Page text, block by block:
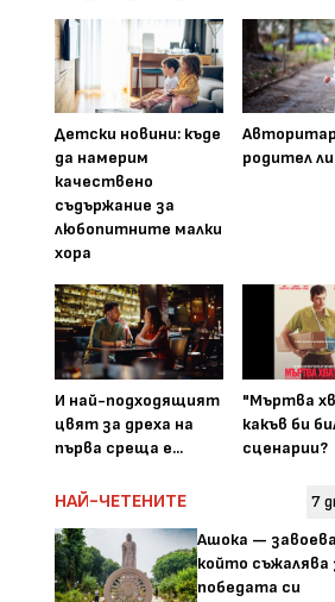
Детски новини: къде
да намерим
качествено
съдържание за
любопитните малки
хора
родител
И най-подходящият
цвят за дреха на
първа среща е...
"Мъртва
какъв би
сценарии?
НАЙ-ЧЕТЕНИТЕ 7
Ашока —
който съжалява
победата си